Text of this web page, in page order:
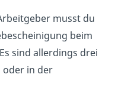
musst du
beim
sind allerdings drei
oder in der